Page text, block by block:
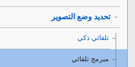
تحديد وضع التصوير
تلقائي ذكي
مبرمج تلقائي